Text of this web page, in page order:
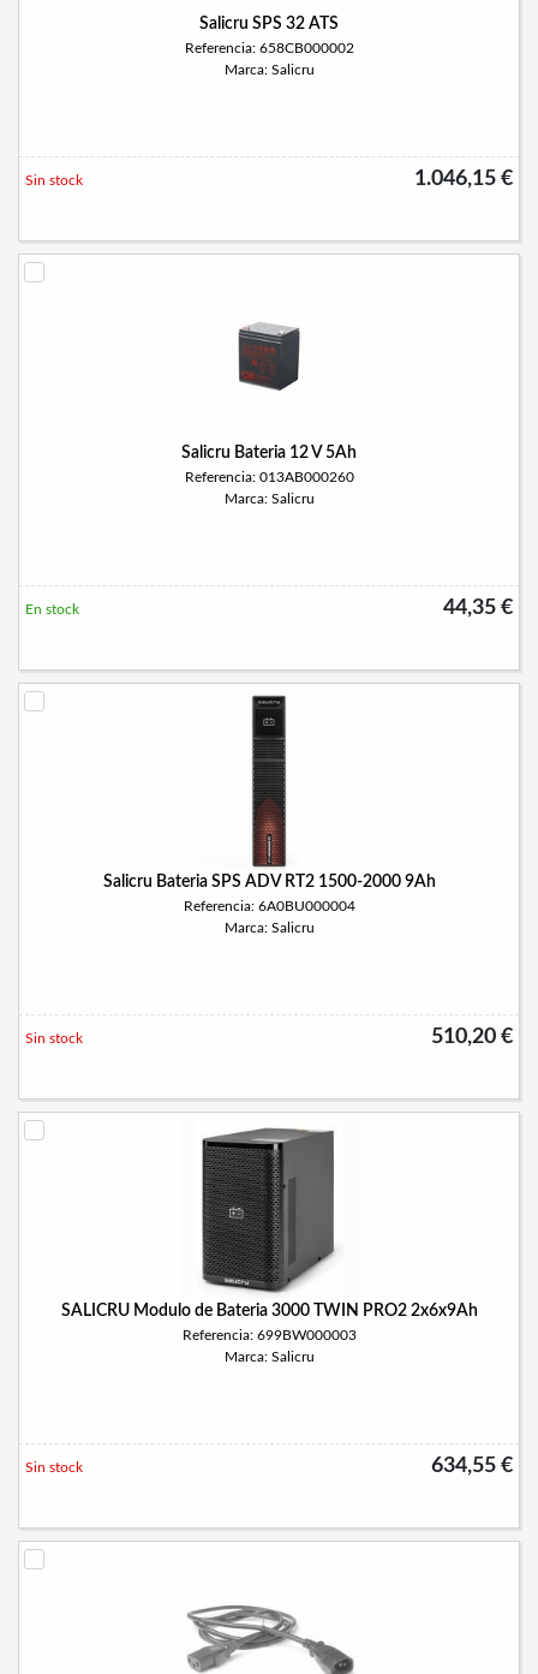
Salicru SPS 32 ATS
Referencia: 658CB000002
Marca: Salicru
1.046,15 €
Sin stock
Salicru Bateria 12 V 5Ah
Referencia: 013AB000260
Marca: Salicru
44,35 €
En stock
Salicru Bateria SPS ADV RT2 1500-2000 9Ah
Referencia: 6A0BU000004
Marca: Salicru
510,20 €
Sin stock
SALICRU Modulo de Bateria 3000 TWIN PRO2 2x6x9Ah
Referencia: 699BW000003
Marca: Salicru
634,55 €
Sin stock